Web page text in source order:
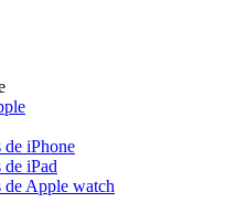
de iPhone
de iPad
de Apple watch